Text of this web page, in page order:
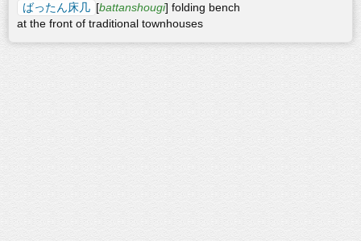
ばったん床几 [battanshougi] folding bench
at the front of traditional townhouses